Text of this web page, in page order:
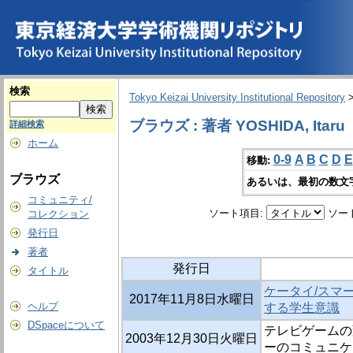
検索
詳細検索
ホーム
ブラウズ
コミュニティ/
コレクション
発行日
著者
タイトル
ヘルプ
DSpaceについて
Tokyo Keizai University Institutional Repository
ブラウズ : 著者 YOSHIDA, Itaru
移動: 0-9 A B C D E
あるいは、最初の数
ソート項目: ソー
発行日
2017年11月8日水曜日
ケータイ/スマ
する学生意識
2003年12月30日火曜日
テレビゲーム
ーのコミュニ